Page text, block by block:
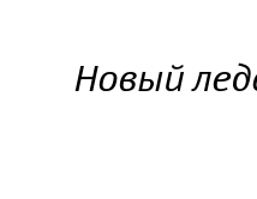
Новый